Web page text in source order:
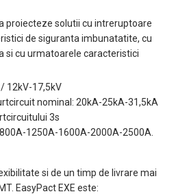
proiecteze solutii cu intreruptoare
de siguranta imbunatatite, cu
si cu urmatoarele caracteristici
12kV-17,5kV
nominal: 20kA-25kA-31,5kA
3s
1250A-1600A-2000A-2500A.
si de un timp de livrare mai
EasyPact EXE este: